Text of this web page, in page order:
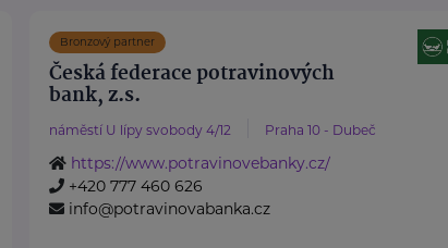
Bronzový partner
Česká federace potravinových
bank, z.s.
náměstí U lípy svobody 4/12 Praha 10 - Dubeč
https://www.potravinovebanky.cz/
+420 777 460 626
info@potravinovabanka.cz